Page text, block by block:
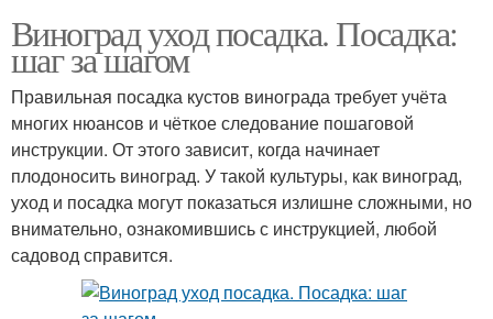
Виноград уход посадка. Посадка:
шаг за шагом
Правильная посадка кустов винограда требует учёта
многих нюансов и чёткое следование пошаговой
инструкции. От этого зависит, когда начинает
плодоносить виноград. У такой культуры, как виноград,
уход и посадка могут показаться излишне сложными, но
внимательно, ознакомившись с инструкцией, любой
садовод справится.